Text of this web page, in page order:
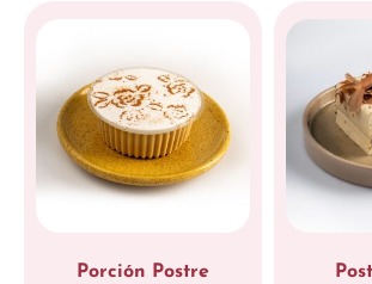
Porción Postre